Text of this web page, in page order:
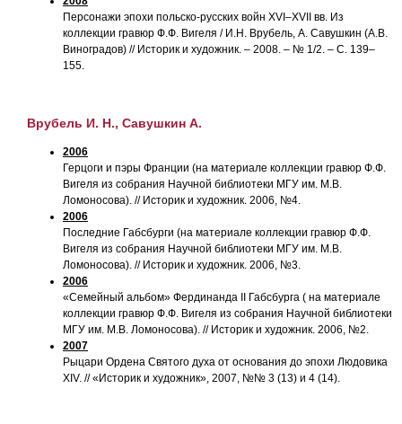
Персонажи эпохи польско-русских войн XVI–XVII вв. Из
коллекции гравюр Ф.Ф. Вигеля / И.Н. Врубель, А. Савушкин (А.В.
Виноградов) // Историк и художник. – 2008. – № 1/2. – С. 139–
155.
Врубель И. Н., Савушкин А.
2006
Герцоги и пэры Франции (на материале коллекции гравюр Ф.Ф.
Вигеля из собрания Научной библиотеки МГУ им. М.В.
Ломоносова). // Историк и художник. 2006, №4.
2006
Последние Габсбурги (на материале коллекции гравюр Ф.Ф.
Вигеля из собрания Научной библиотеки МГУ им. М.В.
Ломоносова). // Историк и художник. 2006, №3.
2006
«Семейный альбом» Фердинанда II Габсбурга ( на материале
коллекции гравюр Ф.Ф. Вигеля из собрания Научной библиотеки
МГУ им. М.В. Ломоносова). // Историк и художник. 2006, №2.
2007
Рыцари Ордена Святого духа от основания до эпохи Людовика
XIV. // «Историк и художник», 2007, №№ 3 (13) и 4 (14).